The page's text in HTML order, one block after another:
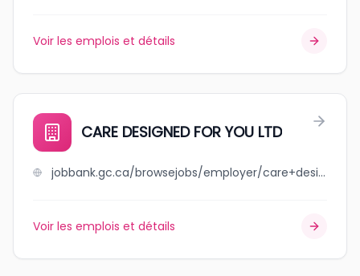
Voir les emplois et détails
CARE DESIGNED FOR YOU LTD
jobbank.gc.ca/browsejobs/employer/care+designed+for+you+ltd/ca
Voir les emplois et détails